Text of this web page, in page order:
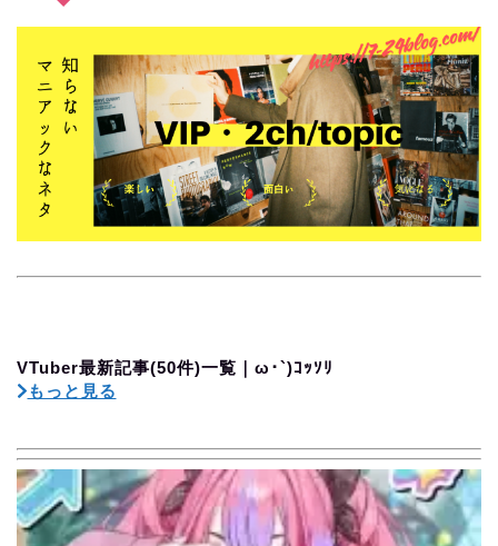
VTuber最新記事(50件)一覧｜ω･`)ｺｯｿﾘ
もっと見る